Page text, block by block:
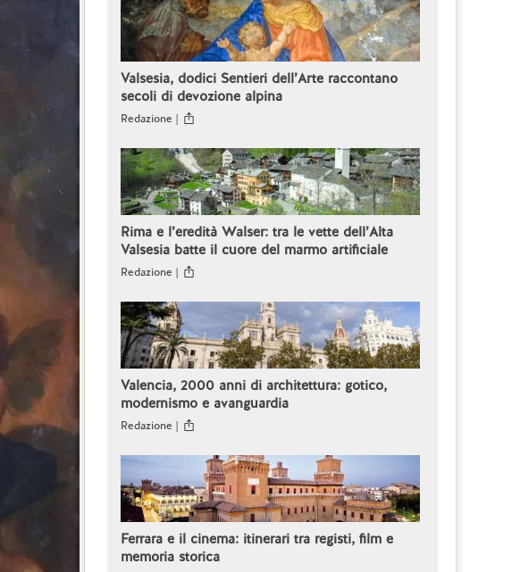
Valsesia, dodici Sentieri dell’Arte raccontano
secoli di devozione alpina
Redazione |
Rima e l’eredità Walser: tra le vette dell’Alta
Valsesia batte il cuore del marmo artificiale
Redazione |
Valencia, 2000 anni di architettura: gotico,
modernismo e avanguardia
Redazione |
Ferrara e il cinema: itinerari tra registi, film e
memoria storica